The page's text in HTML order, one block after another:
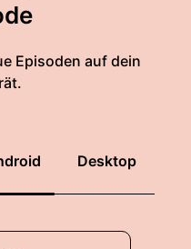
Episoden auf dein
Desktop